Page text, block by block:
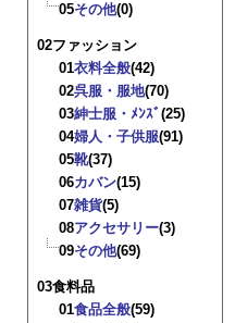
05その他(0)
02ファッション
01衣料全般(42)
02呉服・服地(70)
03紳士服・ﾒﾝｽﾞ(25)
04婦人・子供服(91)
05靴(37)
06カバン(15)
07雑貨(5)
08アクセサリー(3)
09その他(69)
03食料品
01食品全般(59)